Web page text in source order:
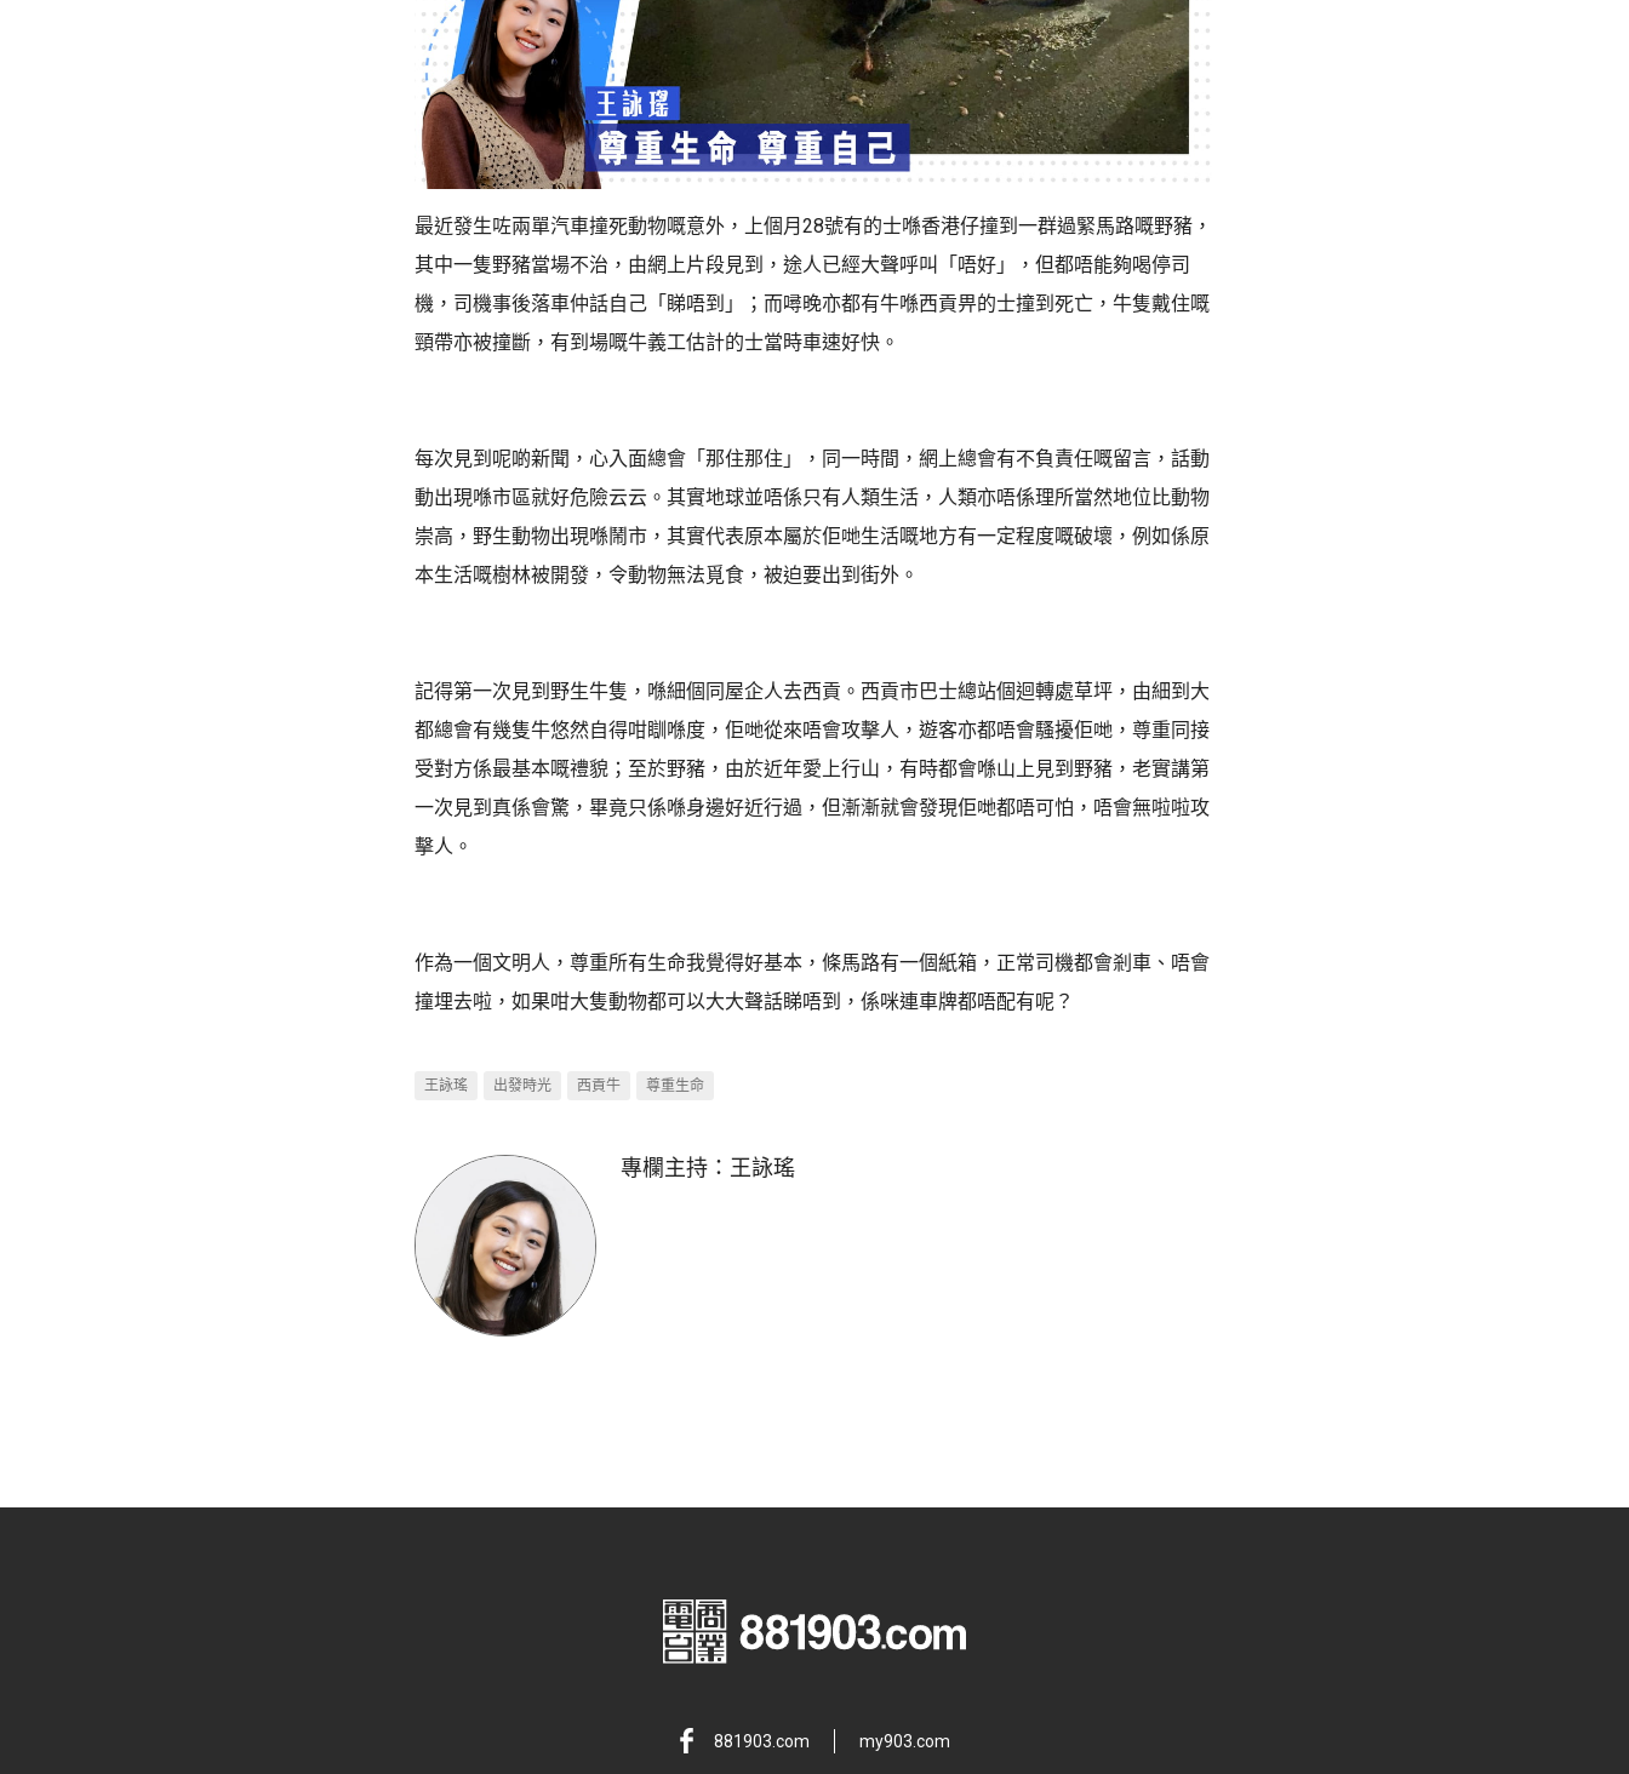
最近發生咗兩單汽車撞死動物嘅意外，上個月28號有的士喺香港仔撞到一群過緊馬路嘅野豬，
其中一隻野豬當場不治，由網上片段見到，途人已經大聲呼叫「唔好」，但都唔能夠喝停司
機，司機事後落車仲話自己「睇唔到」；而噚晚亦都有牛喺西貢畀的士撞到死亡，牛隻戴住嘅
頸帶亦被撞斷，有到場嘅牛義工估計的士當時車速好快。
每次見到呢啲新聞，心入面總會「那住那住」，同一時間，網上總會有不負責任嘅留言，話動
動出現喺市區就好危險云云。其實地球並唔係只有人類生活，人類亦唔係理所當然地位比動物
崇高，野生動物出現喺鬧市，其實代表原本屬於佢哋生活嘅地方有一定程度嘅破壞，例如係原
本生活嘅樹林被開發，令動物無法覓食，被迫要出到街外。
記得第一次見到野生牛隻，喺細個同屋企人去西貢。西貢市巴士總站個迴轉處草坪，由細到大
都總會有幾隻牛悠然自得咁瞓喺度，佢哋從來唔會攻擊人，遊客亦都唔會騷擾佢哋，尊重同接
受對方係最基本嘅禮貌；至於野豬，由於近年愛上行山，有時都會喺山上見到野豬，老實講第
一次見到真係會驚，畢竟只係喺身邊好近行過，但漸漸就會發現佢哋都唔可怕，唔會無啦啦攻
擊人。
作為一個文明人，尊重所有生命我覺得好基本，條馬路有一個紙箱，正常司機都會剎車、唔會
撞埋去啦，如果咁大隻動物都可以大大聲話睇唔到，係咪連車牌都唔配有呢？
王詠瑤 出發時光 西貢牛 尊重生命
專欄主持： 王詠瑤
881903.com my903.com